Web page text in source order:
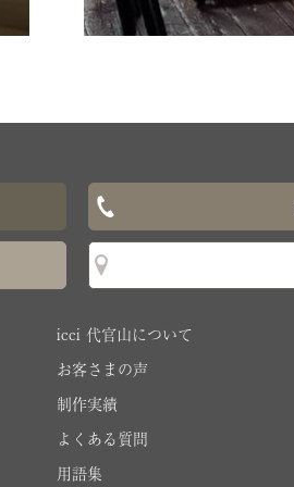
icci 代官山について
お客さまの声
制作実績
よくある質問
用語集